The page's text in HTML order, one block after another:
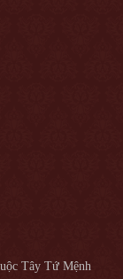
Tây Tứ Mệnh